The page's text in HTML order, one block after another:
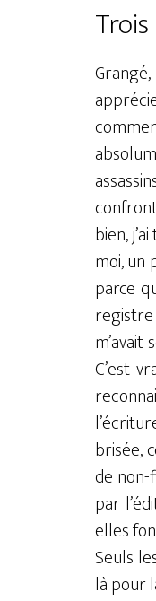
bien,
moi, un
parce
C’est
brisée,
de
par
elles
Seuls
là pour